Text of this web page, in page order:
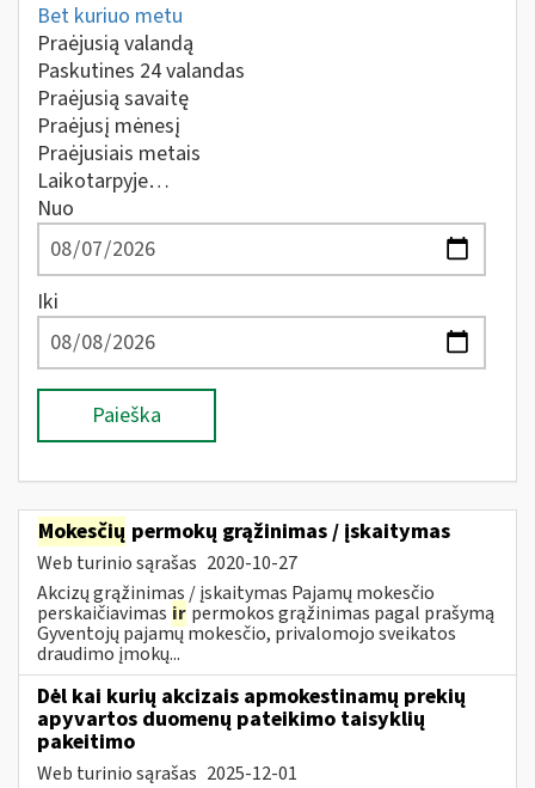
Bet kuriuo metu
Praėjusią valandą
Paskutines 24 valandas
Praėjusią savaitę
Praėjusį mėnesį
Praėjusiais metais
Laikotarpyje…
Nuo
Iki
Paieška
Mokesčių permokų grąžinimas / įskaitymas
Web turinio sąrašas 2020-10-27
Akcizų grąžinimas / įskaitymas Pajamų mokesčio
perskaičiavimas ir permokos grąžinimas pagal prašymą
Gyventojų pajamų mokesčio, privalomojo sveikatos
draudimo įmokų...
Dėl kai kurių akcizais apmokestinamų prekių
apyvartos duomenų pateikimo taisyklių
pakeitimo
Web turinio sąrašas 2025-12-01